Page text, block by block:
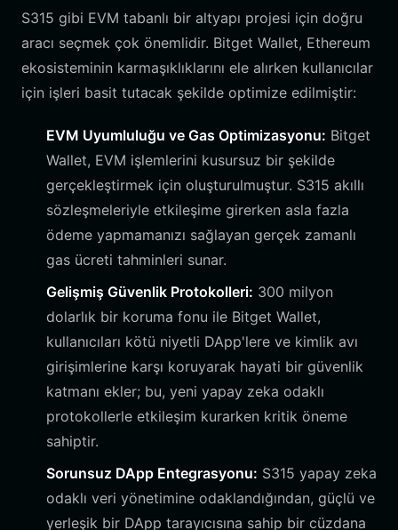
S315 gibi EVM tabanlı bir altyapı projesi için doğru
aracı seçmek çok önemlidir. Bitget Wallet, Ethereum
ekosisteminin karmaşıklıklarını ele alırken kullanıcılar
için işleri basit tutacak şekilde optimize edilmiştir:
EVM Uyumluluğu ve Gas Optimizasyonu: Bitget
Wallet, EVM işlemlerini kusursuz bir şekilde
gerçekleştirmek için oluşturulmuştur. S315 akıllı
sözleşmeleriyle etkileşime girerken asla fazla
ödeme yapmamanızı sağlayan gerçek zamanlı
gas ücreti tahminleri sunar.
Gelişmiş Güvenlik Protokolleri: 300 milyon
dolarlık bir koruma fonu ile Bitget Wallet,
kullanıcıları kötü niyetli DApp'lere ve kimlik avı
girişimlerine karşı koruyarak hayati bir güvenlik
katmanı ekler; bu, yeni yapay zeka odaklı
protokollerle etkileşim kurarken kritik öneme
sahiptir.
Sorunsuz DApp Entegrasyonu: S315 yapay zeka
odaklı veri yönetimine odaklandığından, güçlü ve
yerleşik bir DApp tarayıcısına sahip bir cüzdana